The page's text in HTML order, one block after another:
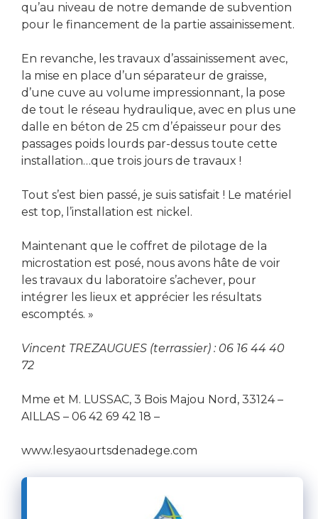
qu’au niveau de notre demande de subvention
pour le financement de la partie assainissement.
En revanche, les travaux d’assainissement avec,
la mise en place d’un séparateur de graisse,
d’une cuve au volume impressionnant, la pose
de tout le réseau hydraulique, avec en plus une
dalle en béton de 25 cm d’épaisseur pour des
passages poids lourds par-dessus toute cette
installation…que trois jours de travaux !
Tout s’est bien passé, je suis satisfait ! Le matériel
est top, l’installation est nickel.
Maintenant que le coffret de pilotage de la
microstation est posé, nous avons hâte de voir
les travaux du laboratoire s’achever, pour
intégrer les lieux et apprécier les résultats
escomptés. »
Vincent TREZAUGUES (terrassier) : 06 16 44 40
72
Mme et M. LUSSAC, 3 Bois Majou Nord, 33124 –
AILLAS – 06 42 69 42 18 –
www.lesyaourtsdenadege.com